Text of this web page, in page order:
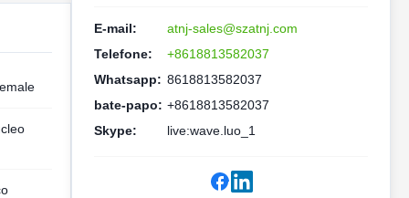
E-mail:
atnj-sales@szatnj.com
Telefone:
+8618813582037
Whatsapp: 8618813582037
bate-papo: +8618813582037
Skype:
live:wave.luo_1